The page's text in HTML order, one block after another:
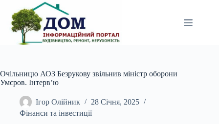
вмісту
Очільницю АОЗ Безрукову звільнив міністр оборони
Умєров. Інтерв’ю
Ігор Олійник
28 Січня, 2025
Фінанси та інвестиції